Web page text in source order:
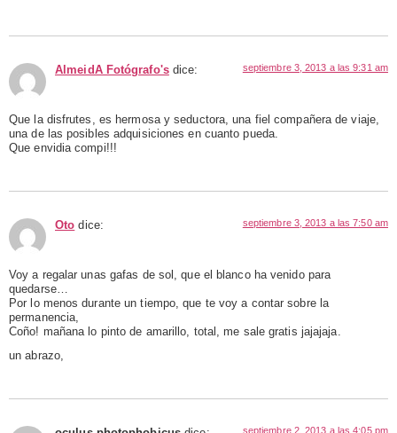
AlmeidA Fotógrafo's dice: septiembre 3, 2013 a las 9:31 am
Que la disfrutes, es hermosa y seductora, una fiel compañera de viaje,
una de las posibles adquisiciones en cuanto pueda.
Que envidia compi!!!
Oto dice: septiembre 3, 2013 a las 7:50 am
Voy a regalar unas gafas de sol, que el blanco ha venido para
quedarse…
Por lo menos durante un tiempo, que te voy a contar sobre la
permanencia,
Coño! mañana lo pinto de amarillo, total, me sale gratis jajajaja.
un abrazo,
septiembre 2, 2013 a las 4:05 pm